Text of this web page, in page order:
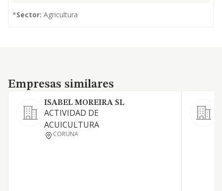
*Sector: Agricultura
Empresas similares
Empresas similares
ISABEL MOREIRA SL
ACTIVIDAD DE
ACUICULTURA
CORUNA